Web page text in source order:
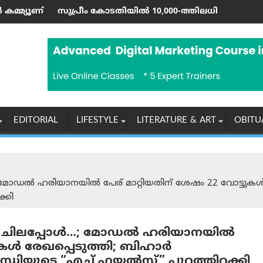
ഷാർജയിൽ 50ലേറെ വേനൽക്കാല പരിപാടികളുമായി
10,000-ത്തിലധികം കേസുകളും ഇന്ത്യയുടെ
EDITORIAL LIFESTYLE LITERATURE & ART
മോഡൽ ഹരിയാനയിൽ പേര് മാറ്റിയതിന് ശേഷം 22
ചിലപ്പോൾ…; മോഡൽ ഹരിയാനയിൽ
രേഖപ്പെടുത്തി; ബിഹാർ